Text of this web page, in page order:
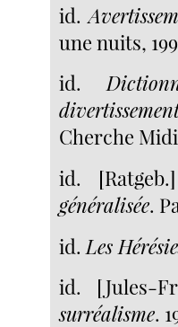
id.
une nuits,
id.
Cherche
id.
généralisée.
id. Les
id. [Jules-
surréalisme.